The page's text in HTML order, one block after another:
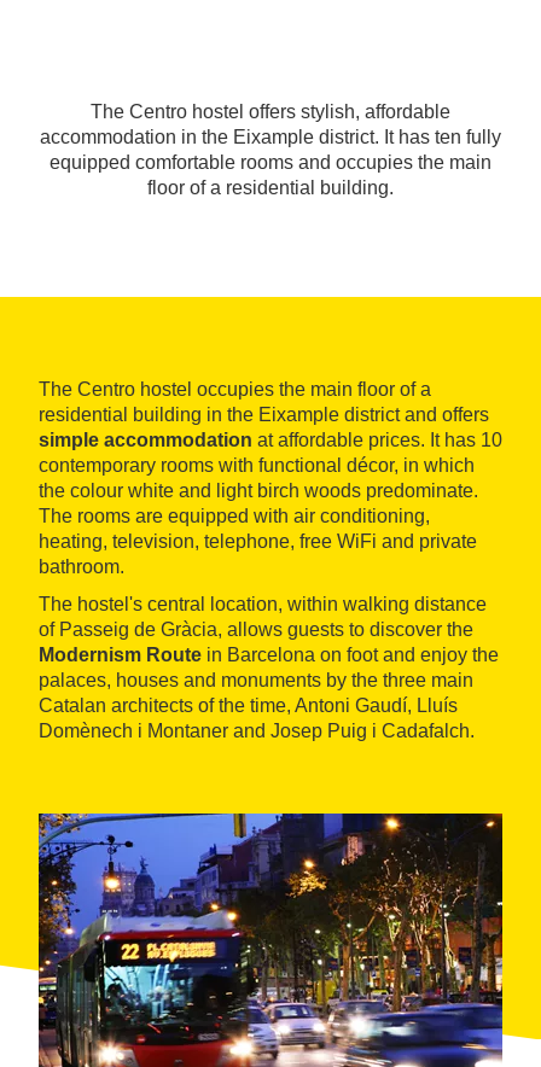
The Centro hostel offers stylish, affordable
accommodation in the Eixample district. It has ten fully
equipped comfortable rooms and occupies the main
floor of a residential building.
The Centro hostel occupies the main floor of a
residential building in the Eixample district and offers
simple accommodation at affordable prices. It has 10
contemporary rooms with functional décor, in which
the colour white and light birch woods predominate.
The rooms are equipped with air conditioning,
heating, television, telephone, free WiFi and private
bathroom.
The hostel's central location, within walking distance
of Passeig de Gràcia, allows guests to discover the
Modernism Route in Barcelona on foot and enjoy the
palaces, houses and monuments by the three main
Catalan architects of the time, Antoni Gaudí, Lluís
Domènech i Montaner and Josep Puig i Cadafalch.